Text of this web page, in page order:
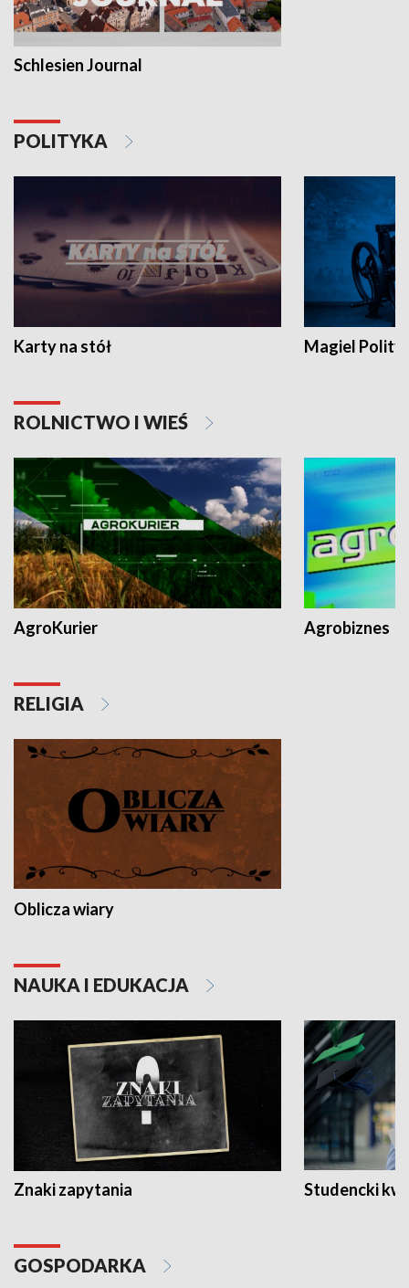
Schlesien Journal
POLITYKA
Karty na stół Magiel
ROLNICTWO I WIEŚ
AgroKurier Agrobiznes
RELIGIA
Oblicza wiary
NAUKA I EDUKACJA
Znaki zapytania Studencki
GOSPODARKA